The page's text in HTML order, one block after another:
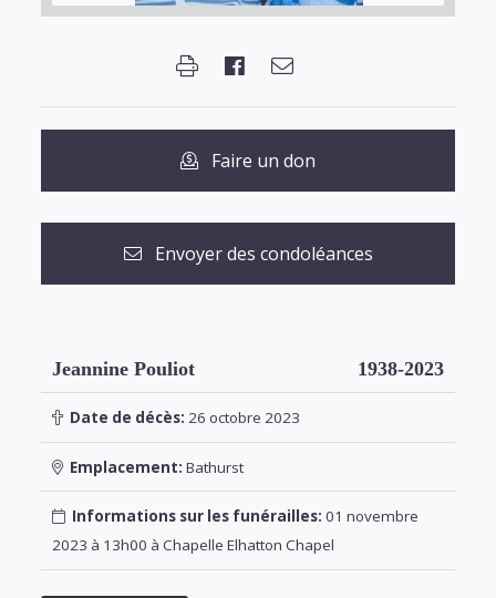
Faire un don
Envoyer des condoléances
Jeannine Pouliot 1938-2023
Date de décès: 26 octobre 2023
Emplacement: Bathurst
Informations sur les funérailles: 01 novembre
2023 à 13h00 à Chapelle Elhatton Chapel